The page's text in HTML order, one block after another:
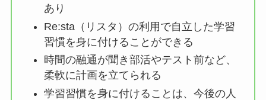
あり
Re:sta（リスタ）の利用で自立した学習
習慣を身に付けることができる
時間の融通が聞き部活やテスト前など、
柔軟に計画を立てられる
学習習慣を身に付けることは、今後の人